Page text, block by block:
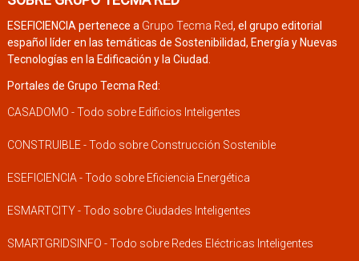
ESEFICIENCIA pertenece a Grupo Tecma Red, el grupo editorial
español líder en las temáticas de Sostenibilidad, Energía y Nuevas
Tecnologías en la Edificación y la Ciudad.
Portales de Grupo Tecma Red:
CASADOMO - Todo sobre Edificios Inteligentes
CONSTRUIBLE - Todo sobre Construcción Sostenible
ESEFICIENCIA - Todo sobre Eficiencia Energética
ESMARTCITY - Todo sobre Ciudades Inteligentes
SMARTGRIDSINFO - Todo sobre Redes Eléctricas Inteligentes